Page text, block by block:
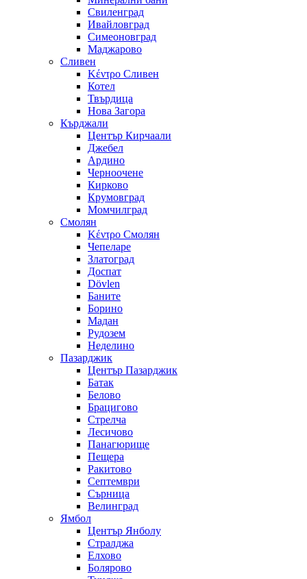
Свиленград
Ивайловград
Симеоновград
Маджарово
Сливен
Κέντρο Сливен
Котел
Твърдица
Нова Загора
Кърджали
Център Кирчаали
Джебел
Ардино
Черноочене
Кирково
Крумовград
Момчилград
Смолян
Κέντρο Смолян
Чепеларе
Златоград
Доспат
Dövlen
Баните
Борино
Мадан
Рудозем
Неделино
Пазарджик
Център Пазарджик
Батак
Белово
Брацигово
Стрелча
Лесичово
Панагюрище
Пещера
Ракитово
Септември
Сърница
Велинград
Ямбол
Център Янболу
Стралджа
Елхово
Болярово